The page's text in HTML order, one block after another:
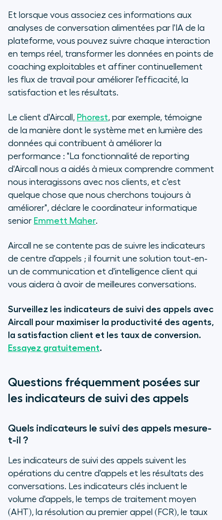
Et lorsque vous associez ces informations aux
analyses de conversation alimentées par l'IA de la
plateforme, vous pouvez suivre chaque interaction
en temps réel, transformer les données en points de
coaching exploitables et affiner continuellement
les flux de travail pour améliorer l'efficacité, la
satisfaction et les résultats.
Le client d'Aircall, Phorest, par exemple, témoigne
de la manière dont le système met en lumière des
données qui contribuent à améliorer la
performance : "La fonctionnalité de reporting
d'Aircall nous a aidés à mieux comprendre comment
nous interagissons avec nos clients, et c'est
quelque chose que nous cherchons toujours à
améliorer", déclare le coordinateur informatique
senior Emmett Maher.
Aircall ne se contente pas de suivre les indicateurs
de centre d'appels ; il fournit une solution tout-en-
un de communication et d'intelligence client qui
vous aidera à avoir de meilleures conversations.
Surveillez les indicateurs de suivi des appels avec
Aircall pour maximiser la productivité des agents,
la satisfaction client et les taux de conversion.
Essayez gratuitement.
Questions fréquemment posées sur
les indicateurs de suivi des appels
Quels indicateurs le suivi des appels mesure-
t-il ?
Les indicateurs de suivi des appels suivent les
opérations du centre d'appels et les résultats des
conversations. Les indicateurs clés incluent le
volume d'appels, le temps de traitement moyen
(AHT), la résolution au premier appel (FCR), le taux